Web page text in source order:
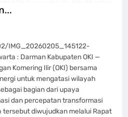
IMG_20260205_145122-
: Darman Kabupaten OKI —
Komering Ilir (OKI) bersama
untuk mengatasi wilayah
bagian dari upaya
dan percepatan transformasi
tersebut diwujudkan melalui Rapat